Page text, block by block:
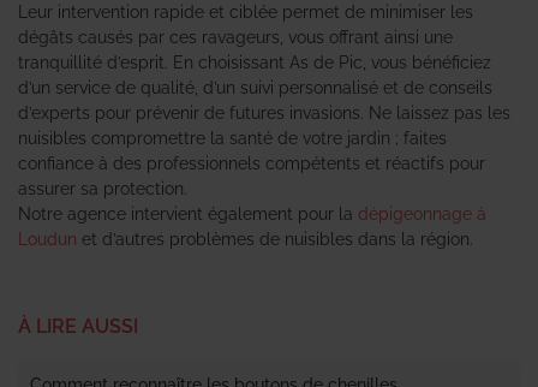
Leur intervention rapide et ciblée permet de minimiser les
dégâts causés par ces ravageurs, vous offrant ainsi une
tranquillité d’esprit. En choisissant As de Pic, vous bénéficiez
d’un service de qualité, d’un suivi personnalisé et de conseils
d’experts pour prévenir de futures invasions. Ne laissez pas les
nuisibles compromettre la santé de votre jardin ; faites
confiance à des professionnels compétents et réactifs pour
assurer sa protection.
Notre agence intervient également pour la dépigeonnage à
Loudun et d’autres problèmes de nuisibles dans la région.
À LIRE AUSSI